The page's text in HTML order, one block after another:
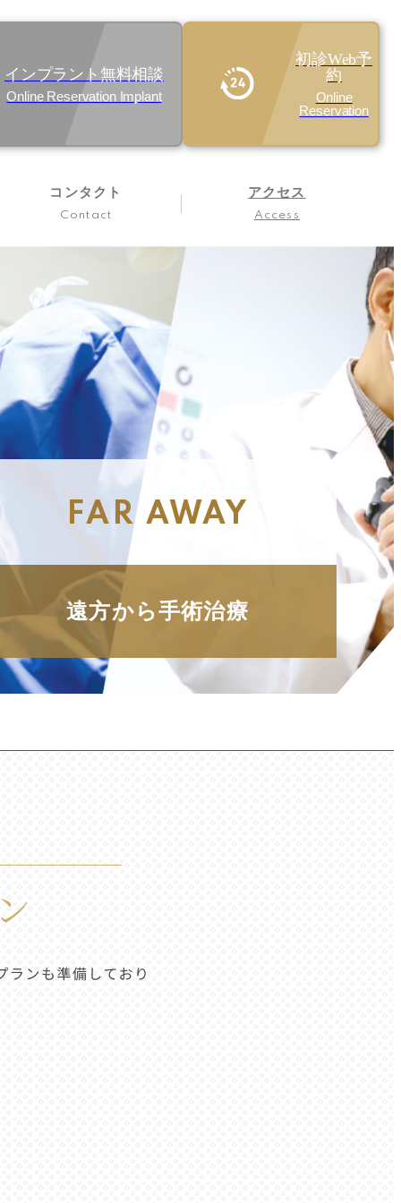
インプラント無料相談
Online Reservation Implant
初診Web予
約
Online
Reservation
コンタクト
Contact
アクセス
Access
遠方から手術治療
FAR AWAY